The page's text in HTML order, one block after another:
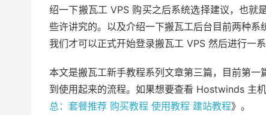
绍一下搬瓦工 VPS 购买之后系统选择建议，也
些许讲究的。以及介绍一下搬瓦工后台目前两种系
我们才可以正式开始登录搬瓦工 VPS 然后进行一系
本文是搬瓦工新手教程系列文章第三篇，目前第
到使用起来的流程。如果想要查看 Hostwinds 主
总：套餐推荐 购买教程 使用教程 建站教程》。